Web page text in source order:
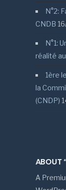
N°2:
CNDB
N°1:
réalité
1ère
la
(CNDP)
ABOUT
A